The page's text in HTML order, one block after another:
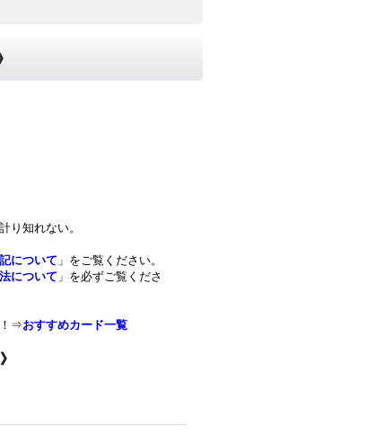
り知れない。
について 」をご覧ください。
について 」を必ずご覧くださ
！⇒おすすめカード一覧